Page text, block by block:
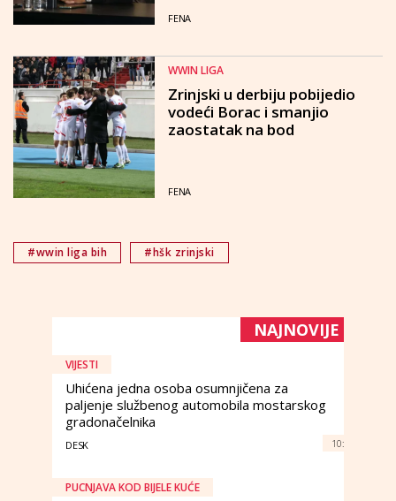
FENA
WWIN LIGA
Zrinjski u derbiju pobijedio
vodeći Borac i smanjio
zaostatak na bod
FENA
#wwin liga bih #hšk zrinjski
NAJNOVIJE
VIJESTI
Uhićena jedna osoba osumnjičena za
paljenje službenog automobila mostarskog
gradonačelnika
DESK 10:
PUCNJAVA KOD BIJELE KUĆE